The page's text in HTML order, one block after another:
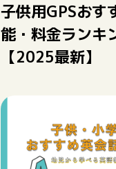
子供用GPSおす
能・料金ランキ
【2025最新】